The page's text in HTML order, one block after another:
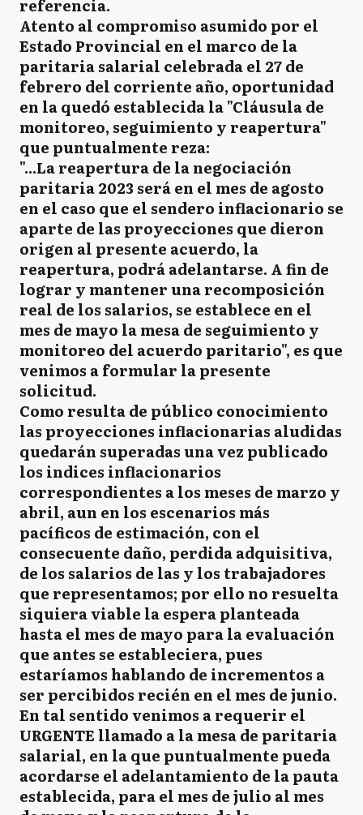
referencia.
Atento al compromiso asumido por el
Estado Provincial en el marco de la
paritaria salarial celebrada el 27 de
febrero del corriente año, oportunidad
en la quedó establecida la "Cláusula de
monitoreo, seguimiento y reapertura"
que puntualmente reza:
"...La reapertura de la negociación
paritaria 2023 será en el mes de agosto
en el caso que el sendero inflacionario se
aparte de las proyecciones que dieron
origen al presente acuerdo, la
reapertura, podrá adelantarse. A fin de
lograr y mantener una recomposición
real de los salarios, se establece en el
mes de mayo la mesa de seguimiento y
monitoreo del acuerdo paritario", es que
venimos a formular la presente
solicitud.
Como resulta de público conocimiento
las proyecciones inflacionarias aludidas
quedarán superadas una vez publicado
los indices inflacionarios
correspondientes a los meses de marzo y
abril, aun en los escenarios más
pacíficos de estimación, con el
consecuente daño, perdida adquisitiva,
de los salarios de las y los trabajadores
que representamos; por ello no resuelta
siquiera viable la espera planteada
hasta el mes de mayo para la evaluación
que antes se estableciera, pues
estaríamos hablando de incrementos a
ser percibidos recién en el mes de junio.
En tal sentido venimos a requerir el
URGENTE llamado a la mesa de paritaria
salarial, en la que puntualmente pueda
acordarse el adelantamiento de la pauta
establecida, para el mes de julio al mes